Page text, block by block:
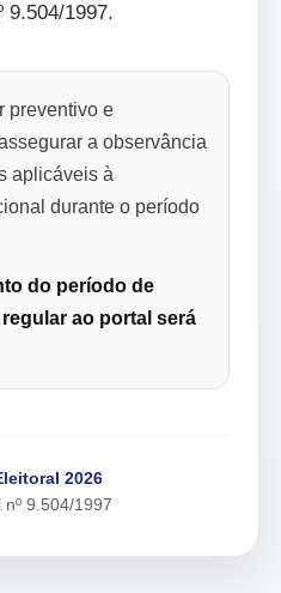
9.504/1997.
preventivo e
a observância
aplicáveis à
durante o período
do período de
ao portal será
2026
9.504/1997